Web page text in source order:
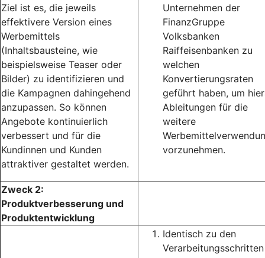
Ziel ist es, die jeweils
effektivere Version eines
Werbemittels
(Inhaltsbausteine, wie
beispielsweise Teaser oder
Bilder) zu identifizieren und
die Kampagnen dahingehend
anzupassen. So können
Angebote kontinuierlich
verbessert und für die
Kundinnen und Kunden
attraktiver gestaltet werden.
Unternehmen der
FinanzGruppe
Volksbanken
Raiffeisenbanken zu
welchen
Konvertierungsraten
geführt haben, um
Ableitungen für die
weitere
vorzunehmen.
Zweck 2:
Produktverbesserung und
Produktentwicklung
Identisch zu den
Verarbeitungsschritten